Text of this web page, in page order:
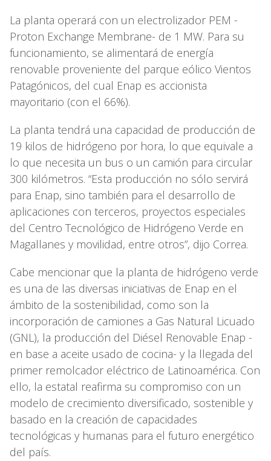
La planta operará con un electrolizador PEM -
Proton Exchange Membrane- de 1 MW. Para su
funcionamiento, se alimentará de energía
renovable proveniente del parque eólico Vientos
Patagónicos, del cual Enap es accionista
mayoritario (con el 66%).
La planta tendrá una capacidad de producción de
19 kilos de hidrógeno por hora, lo que equivale a
lo que necesita un bus o un camión para circular
300 kilómetros. “Esta producción no sólo servirá
para Enap, sino también para el desarrollo de
aplicaciones con terceros, proyectos especiales
del Centro Tecnológico de Hidrógeno Verde en
Magallanes y movilidad, entre otros”, dijo Correa.
Cabe mencionar que la planta de hidrógeno verde
es una de las diversas iniciativas de Enap en el
ámbito de la sostenibilidad, como son la
incorporación de camiones a Gas Natural Licuado
(GNL), la producción del Diésel Renovable Enap -
en base a aceite usado de cocina- y la llegada del
primer remolcador eléctrico de Latinoamérica. Con
ello, la estatal reafirma su compromiso con un
modelo de crecimiento diversificado, sostenible y
basado en la creación de capacidades
tecnológicas y humanas para el futuro energético
del país.